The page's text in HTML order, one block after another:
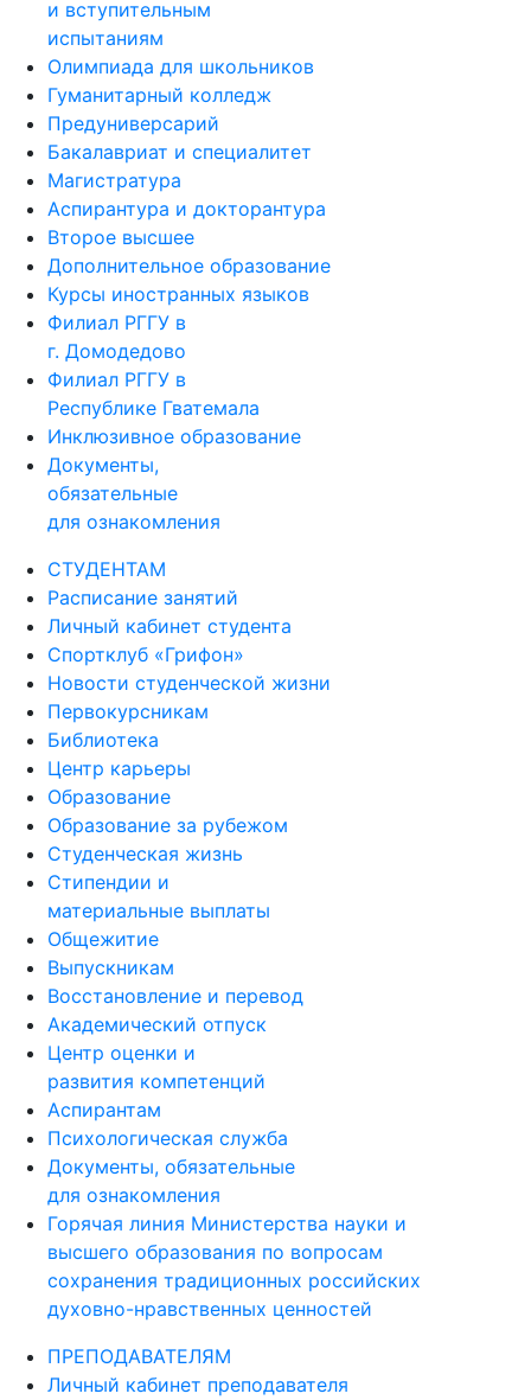
и вступительным
испытаниям
Олимпиада для школьников
Гуманитарный колледж
Предуниверсарий
Бакалавриат и специалитет
Магистратура
Аспирантура и докторантура
Второе высшее
Дополнительное образование
Курсы иностранных языков
Филиал РГГУ в
г. Домодедово
Филиал РГГУ в
Республике Гватемала
Инклюзивное образование
Документы,
обязательные
для ознакомления
СТУДЕНТАМ
Расписание занятий
Личный кабинет студента
Спортклуб «Грифон»
Новости студенческой жизни
Первокурсникам
Библиотека
Центр карьеры
Образование
Образование за рубежом
Студенческая жизнь
Стипендии и
материальные выплаты
Общежитие
Выпускникам
Восстановление и перевод
Академический отпуск
Центр оценки и
развития компетенций
Аспирантам
Психологическая служба
Документы, обязательные
для ознакомления
Горячая линия Министерства науки и
высшего образования по вопросам
сохранения традиционных российских
духовно-нравственных ценностей
ПРЕПОДАВАТЕЛЯМ
Личный кабинет преподавателя